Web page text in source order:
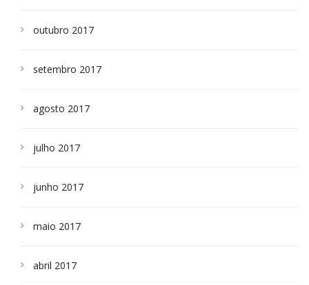
outubro 2017
setembro 2017
agosto 2017
julho 2017
junho 2017
maio 2017
abril 2017